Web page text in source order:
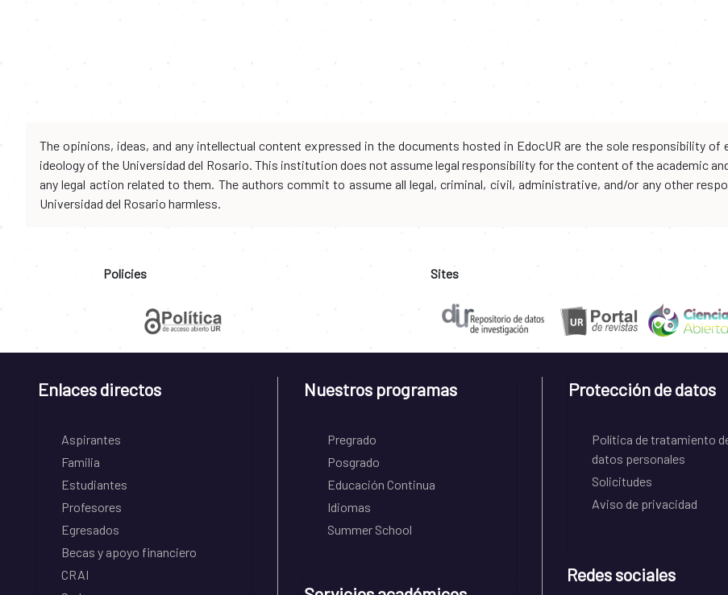
The opinions, ideas, and any intellectual content expressed in the documents hosted in EdocUR are the sole responsibility
ideology of the Universidad del Rosario. This institution does not assume legal responsibility for the content of the academic
any legal action related to them. The authors commit to assume all legal, criminal, civil, administrative, and/or any other
Universidad del Rosario harmless.
Policies Sites
Enlaces directos
Aspirantes
Familia
Estudiantes
Profesores
Egresados
Becas y apoyo financiero
CRAI
Nuestros programas
Pregrado
Posgrado
Educación Continua
Idiomas
Summer School
Protección de datos
Política de tratamiento
datos personales
Solicitudes
Aviso de privacidad
Redes sociales